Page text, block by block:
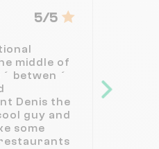
5/5
middle of
betwen ´
Denis the
guy and
some